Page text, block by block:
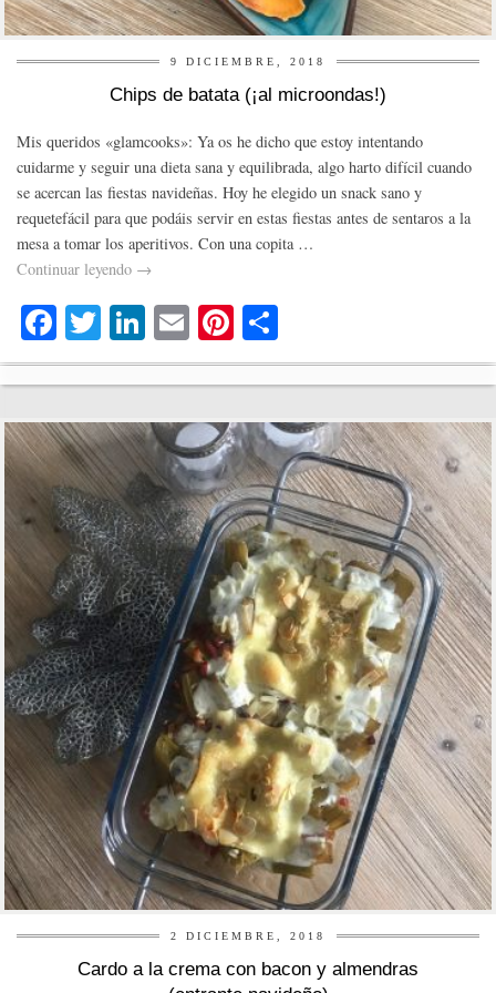
9 DICIEMBRE, 2018
Chips de batata (¡al microondas!)
Mis queridos «glamcooks»: Ya os he dicho que estoy intentando
cuidarme y seguir una dieta sana y equilibrada, algo harto difícil cuando
se acercan las fiestas navideñas. Hoy he elegido un snack sano y
requetefácil para que podáis servir en estas fiestas antes de sentaros a la
mesa a tomar los aperitivos. Con una copita …
Continuar leyendo →
Fa
ce
bo
ok
T
wi
tte
r
Li
nk
ed
In
E
m
ail
Pi
nt
er
es
t
o
m
pa
rti
r
2 DICIEMBRE, 2018
Cardo a la crema con bacon y almendras